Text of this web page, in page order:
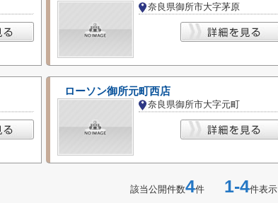
奈良県御所市大字茅原
ローソン御所元町西店
奈良県御所市大字元町
該当公開件数4件 1-4件表示